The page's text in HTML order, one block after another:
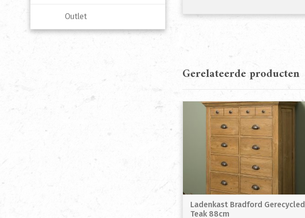
Gerelateerde producten
Ladenkast Bradford Gerecycled
Teak 88cm
Outlet